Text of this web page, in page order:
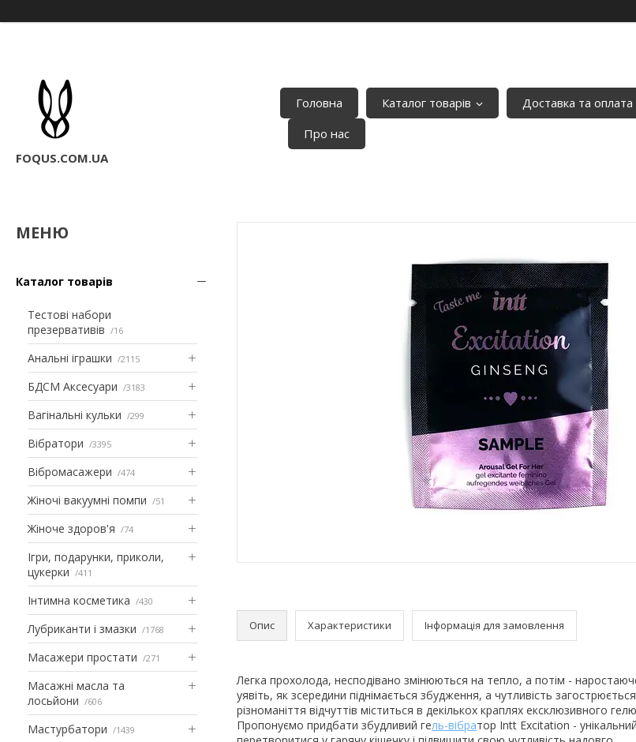
FOQUS.COM.UA
Головна Каталог товарів Доставка та оплата
Про нас
Каталог товарів
Тестові набори
презервативів
16
Анальні іграшки 2115
БДСМ Аксесуари 3183
Вагінальні кульки 299
Вібратори 3395
Вібромасажери 474
Жіночі вакуумні помпи 51
Жіноче здоров'я 74
Ігри, подарунки, приколи,
цукерки
411
Інтимна косметика 430
Лубриканти і змазки 1768
Масажери простати 271
Масажні масла та
лосьйони
606
Мастурбатори 1439
Опис Характеристики Інформація для замовлення
Легка прохолода, несподівано змінюються на тепло, а потім -
уявіть, як зсередини піднімається збудження, а чутливість
різноманіття відчуттів міститься в декількох краплях ексклюзивного
Пропонуємо придбати збудливий гель-вібратор Intt Excitation -